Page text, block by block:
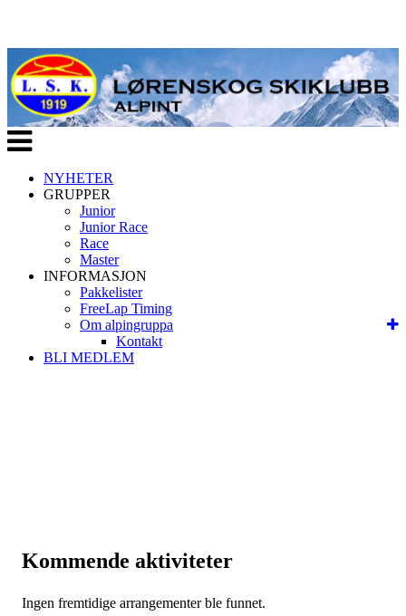
Veksle
navigasjon
NYHETER
GRUPPER
Junior
Junior Race
Race
Master
INFORMASJON
Pakkelister
FreeLap Timing
Om alpingruppa
Kontakt
BLI MEDLEM
Kommende aktiviteter
Ingen fremtidige arrangementer ble funnet.